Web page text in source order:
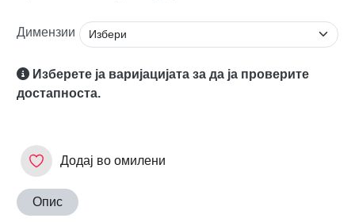
Димензии
Изберете ја варијацијата за да ја проверите
достапноста.
Додај во омилени
Опис